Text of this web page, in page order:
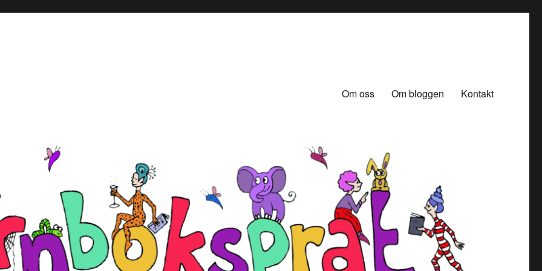
Om oss Om bloggen Kontakt